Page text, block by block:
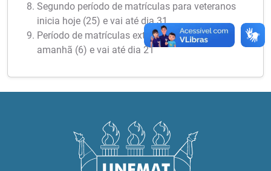
Segundo período de matrículas para veteranos
inicia hoje (25) e vai até dia 31
Período de matrículas extraordinárias inicia
amanhã (6) e vai até dia 21